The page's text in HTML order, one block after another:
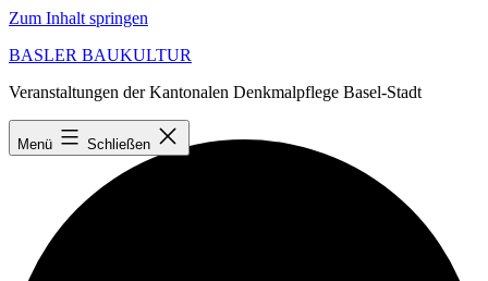
Zum Inhalt springen
BASLER BAUKULTUR
Veranstaltungen der Kantonalen Denkmalpflege Basel-Stadt
Menü Schließen
Ansicht laden